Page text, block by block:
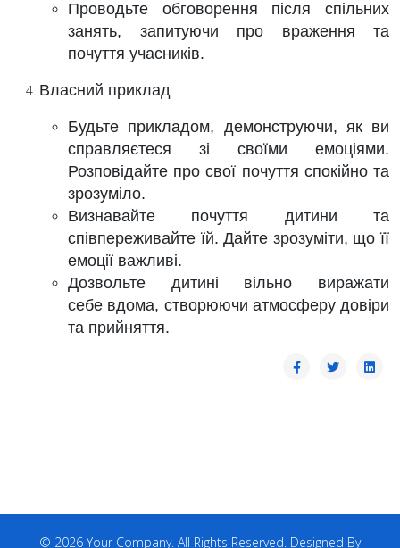
Проводьте обговорення після спільних
занять, запитуючи про враження та
почуття учасників.
Власний приклад
Будьте прикладом, демонструючи, як ви
справляєтеся зі своїми емоціями.
Розповідайте про свої почуття спокійно та
зрозуміло.
Визнавайте почуття дитини та
співпереживайте їй. Дайте зрозуміти, що її
емоції важливі.
Дозвольте дитині вільно виражати
себе вдома, створюючи атмосферу довіри
та прийняття.
© 2026 Your Company. All Rights Reserved. Designed By